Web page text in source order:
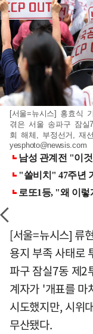
[서울=뉴시스] 홍효식
겪은 서울 송파구 잠실
회 해체, 부정선거, 재
yesphoto@newsis.com
[서울=뉴시스] 류
용지 부족 사태로
파구 잠실7동 제2
계자가 '개표를 마
시도했지만, 시위
무산됐다.